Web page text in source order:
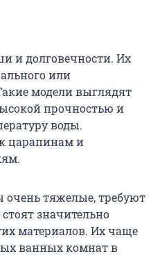
и долговечности. Их
или
модели выглядят
прочностью и
воды.
царапинам и
тяжелые, требуют
значительно
материалов. Их чаще
ванных комнат в